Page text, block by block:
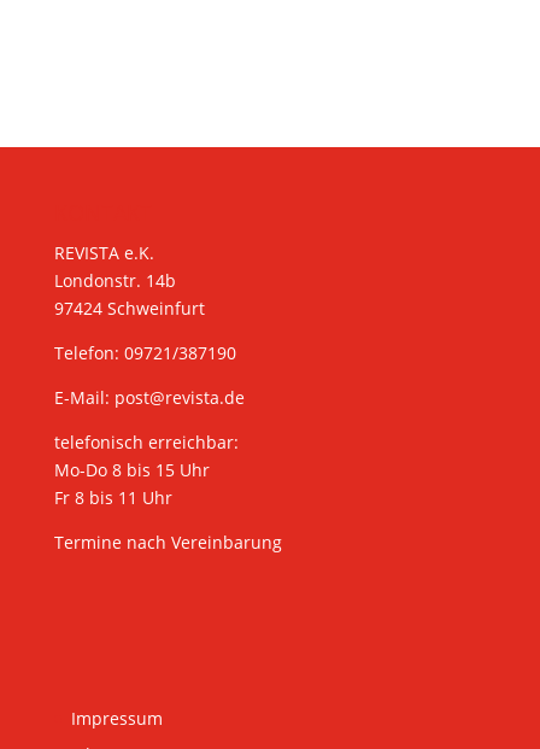
REVISTA e.K.
Londonstr. 14b
97424 Schweinfurt
Telefon: 09721/387190
E-Mail: post@revista.de
telefonisch erreichbar:
Mo-Do 8 bis 15 Uhr
Fr 8 bis 11 Uhr
Termine nach Vereinbarung
Impressum